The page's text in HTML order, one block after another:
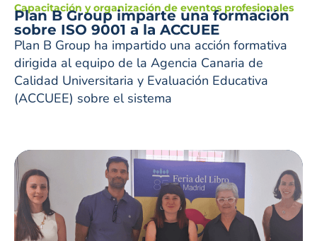
Capacitación y organización de eventos profesionales
Plan B Group imparte una formación
sobre ISO 9001 a la ACCUEE
Plan B Group ha impartido una acción formativa
dirigida al equipo de la Agencia Canaria de
Calidad Universitaria y Evaluación Educativa
(ACCUEE) sobre el sistema